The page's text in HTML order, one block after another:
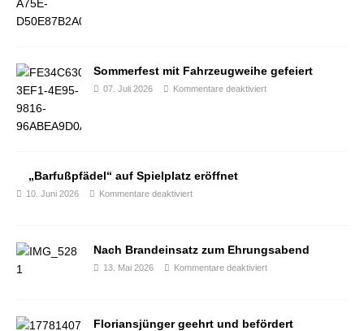
Sommerfest mit Fahrzeugweihe gefeiert
07. Juli 2026 Kommentare deaktiviert
„Barfußpfädel“ auf Spielplatz eröffnet
10. Juni 2026 Kommentare deaktiviert
Nach Brandeinsatz zum Ehrungsabend
13. Mai 2026 Kommentare deaktiviert
Floriansjünger geehrt und befördert